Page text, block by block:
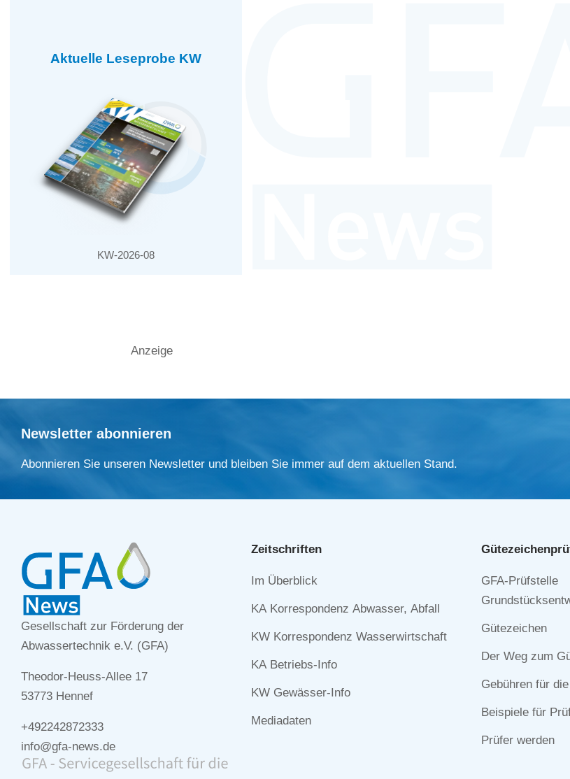
Aktuelle Leseprobe KW
KW-2026-08
Anzeige
Newsletter abonnieren
Abonnieren Sie unseren Newsletter und bleiben Sie immer auf dem aktuellen Stand.
Gesellschaft zur Förderung der
Abwassertechnik e.V. (GFA)
Theodor-Heuss-Allee 17
53773 Hennef
+492242872333
info@gfa-news.de
Zeitschriften
Navigation
Im Überblick
KA Korrespondenz Abwasser, Abfall
KW Korrespondenz Wasserwirtschaft
KA Betriebs-Info
KW Gewässer-Info
Mediadaten
Navigation
überspringen
GFA-Prüfstelle
Gütezeichen
Der Weg zum
Gebühren für
Beispiele für
Prüfer werden